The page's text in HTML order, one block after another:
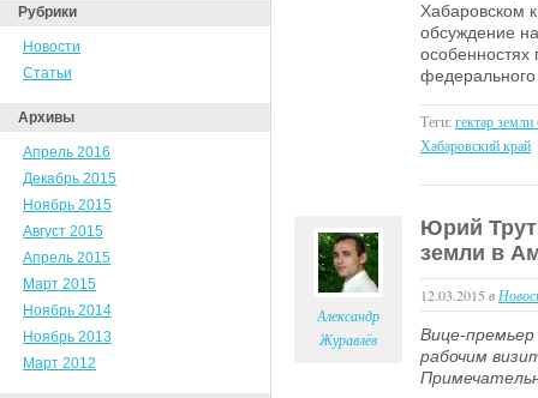
Рубрики
Новости
Статьи
Архивы
Апрель 2016
Декабрь 2015
Ноябрь 2015
Август 2015
Апрель 2015
Март 2015
Ноябрь 2014
Ноябрь 2013
Март 2012
Хабаровском
обсуждение
особенностях
Теги: гектар земли
Хабаровский край
Александр
Журавлёв
Юрий
земли в
12.03.2015 в
Вице-
рабочим